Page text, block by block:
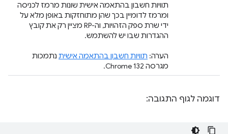
תוויות חשבון בהתאמה אישית שונות מרמז לכניסה
ומרמז לדומיין בכך שהן מתוחזקות באופן מלא על
ידי שרת ספק הזהויות, וה-RP מציין רק את קובץ
ההגדרות שבו יש להשתמש.
הערה: תוויות חשבון בהתאמה אישית נתמכות
מגרסה Chrome 132.
דוגמה לגוף התגובה: